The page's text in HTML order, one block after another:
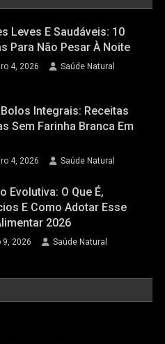
Leves E Saudáveis: 10
Para Não Pesar À Noite
4, 2026 Saúde Natural
Bolos Integrais: Receitas
Sem Farinha Branca Em
4, 2026 Saúde Natural
Evolutiva: O Que É,
E Como Adotar Esse
2026
9, 2026 Saúde Natural